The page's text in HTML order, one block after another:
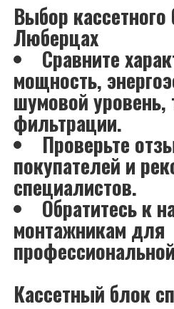
Выбор кассетного
Люберцах
Сравните
мощность,
шумовой уровень,
фильтрации.
Проверьте
покупателей и
специалистов.
Обратитесь к
монтажникам для
Кассетный блок